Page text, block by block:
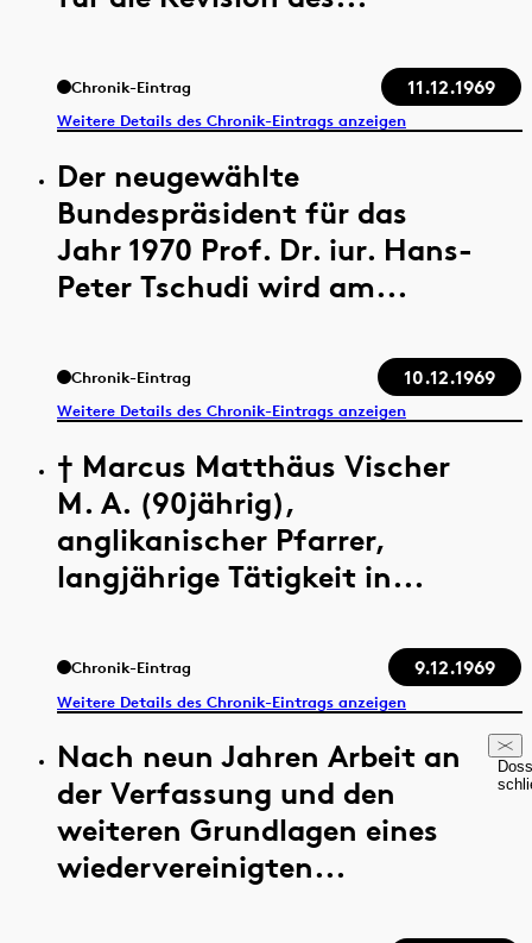
Chronik-Eintrag 11.12.1969
Weitere Details des Chronik-Eintrags anzeigen
Der neugewählte
Bundespräsident für das
Jahr 1970 Prof. Dr. iur. Hans-
Peter Tschudi wird am...
Chronik-Eintrag 10.12.1969
Weitere Details des Chronik-Eintrags anzeigen
† Marcus Matthäus Vischer
M. A. (90jährig),
anglikanischer Pfarrer,
langjährige Tätigkeit in...
Chronik-Eintrag 9.12.1969
Weitere Details des Chronik-Eintrags anzeigen
Nach neun Jahren Arbeit an
der Verfassung und den
weiteren Grundlagen eines
wiedervereinigten...